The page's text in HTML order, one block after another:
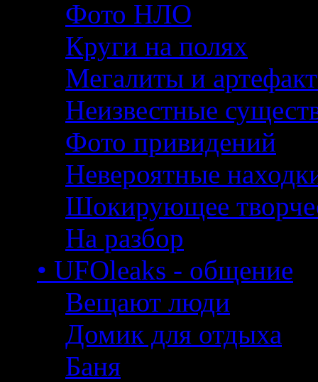
Фото НЛО
Круги на полях
Мегалиты и
Неизвестные
Фото привидений
Невероятные
Шокирующее
На разбор
• UFOleaks - общение
Вещают люди
Домик для отдыха
Баня